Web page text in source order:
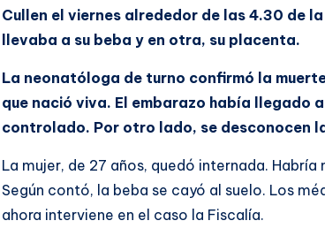
Cullen el viernes alrededor de las 4.30 de
llevaba a su beba y en otra, su placenta.
La neonatóloga de turno confirmó la
que nació viva. El embarazo había llegado
controlado. Por otro lado, se desconocen
La mujer, de 27 años, quedó internada.
Según contó, la beba se cayó al suelo. Los
ahora interviene en el caso la Fiscalía.